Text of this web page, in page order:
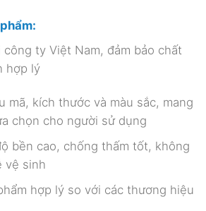
ty Việt Nam, đảm bảo chất
hợp lý
mã, kích thước và màu sắc, mang
chọn cho người sử dụng
bền cao, chống thấm tốt, không
vệ sinh
hợp lý so với các thương hiệu